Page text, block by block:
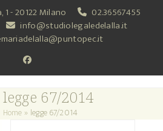
- 20122 Milano
02.36567455
info@studiolegaledelalla.it
Facebook
legge 67/2014
Home » legge 67/2014